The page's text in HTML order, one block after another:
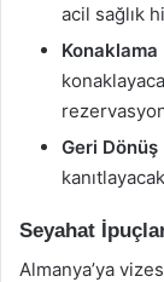
acil sağlık
Geri
Seyahat
Almanya’ya